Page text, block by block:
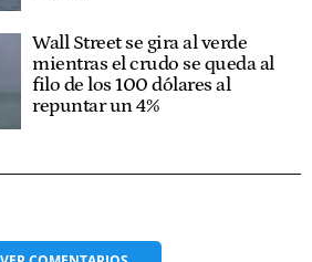
Wall Street se gira al verde
mientras el crudo se queda al
filo de los 100 dólares al
repuntar un 4%